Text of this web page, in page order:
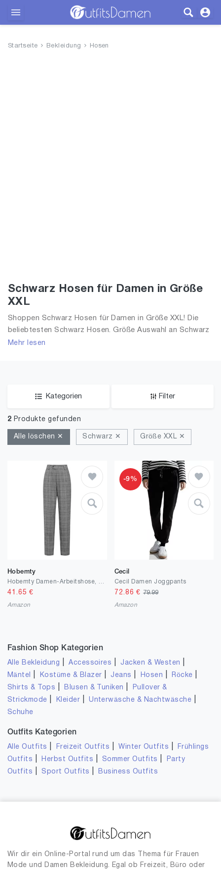
Startseite Bekleidung Hosen
Schwarz Hosen für Damen in Größe
XXL
Shoppen Schwarz Hosen für Damen in Größe XXL! Die
beliebtesten Schwarz Hosen. Größe Auswahl an Schwarz
Hosen in Größe XXL und alle Trends aus 2026 für Frauen!
Mehr lesen
Kategorien Filter
2 Produkte gefunden
Alle löschen ✕ Schwarz ✕ Größe XXL ✕
Hobemty
41.65 €
Amazon
-9%
Cecil
Cecil Damen Joggpants
72.86 € 79.99
Amazon
Fashion Shop Kategorien
Alle Bekleidung |Accessoires Jacken & Westen
Mäntel Kostüme & Blazer Jeans Hosen Röcke
Shirts & Tops Blusen & Tuniken
Pullover &
Strickmode
Kleider |Unterwäsche & Nachtwäsche
Schuhe
Outfits Kategorien
Alle Outfits Freizeit Outfits |Winter Outfits
Frühlings
Outfits
Herbst Outfits Sommer Outfits
Party
Outfits
Sport Outfits Business Outfits
Wir dir ein Online-Portal rund um das Thema für Frauen
Mode und Damen Bekleidung. Egal ob Freizeit, Büro oder